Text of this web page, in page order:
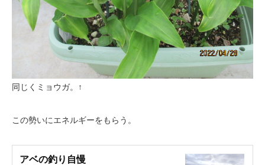
同じくミョウガ。↑
この勢いにエネルギーをもらう。
アベの釣り自慢